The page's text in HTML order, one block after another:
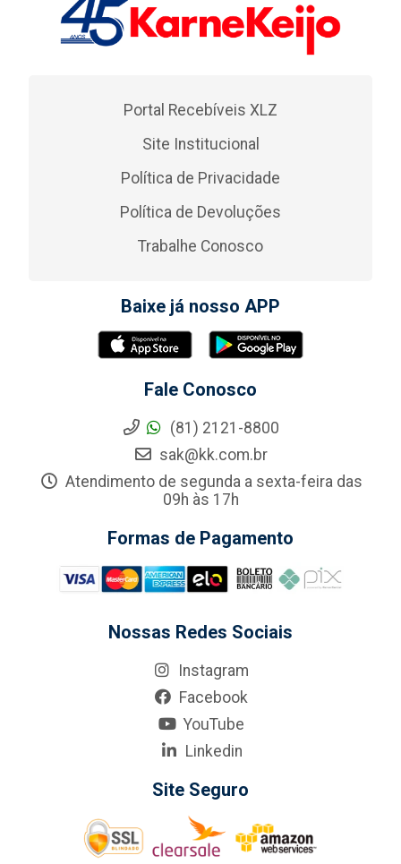
Portal Recebíveis XLZ
Site Institucional
Política de Privacidade
Política de Devoluções
Trabalhe Conosco
Baixe já nosso APP
Fale Conosco
(81) 2121-8800
sak@kk.com.br
Atendimento de segunda a sexta-feira das
09h às 17h
Formas de Pagamento
Nossas Redes Sociais
Instagram
Facebook
YouTube
Linkedin
Site Seguro